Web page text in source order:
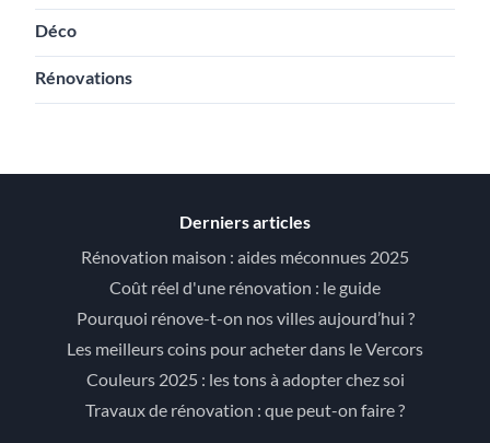
Déco
Rénovations
Derniers articles
Rénovation maison : aides méconnues 2025
Coût réel d'une rénovation : le guide
Pourquoi rénove-t-on nos villes aujourd’hui ?
Les meilleurs coins pour acheter dans le Vercors
Couleurs 2025 : les tons à adopter chez soi
Travaux de rénovation : que peut-on faire ?